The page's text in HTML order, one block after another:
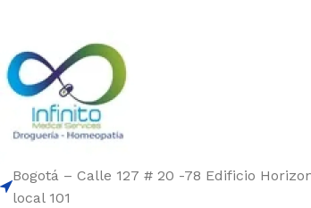
Bogotá – Calle 127 # 20 -78 Edificio
local 101